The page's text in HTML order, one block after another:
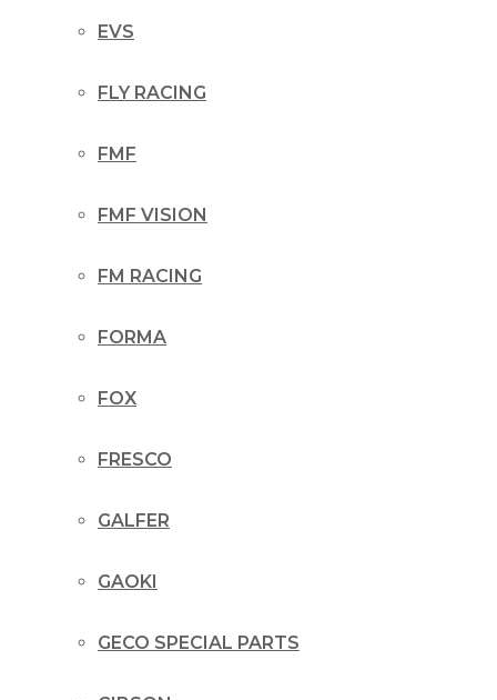
EVS
FLY RACING
FMF
FMF VISION
FM RACING
FORMA
FOX
FRESCO
GALFER
GAOKI
GECO SPECIAL PARTS